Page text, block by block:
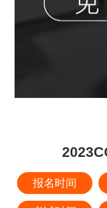
报名时间